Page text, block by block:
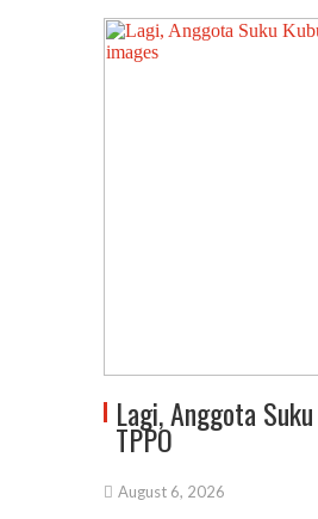
Lagi, Anggota
TPPO
August 6, 2026